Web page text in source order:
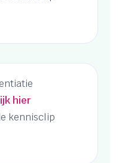
hier
kennisclip